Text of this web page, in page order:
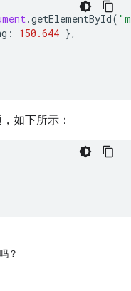
.getElementById(
: 150.644 },
如下所示：
？